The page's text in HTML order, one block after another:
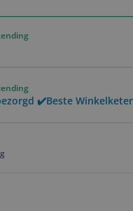
✔️Beste